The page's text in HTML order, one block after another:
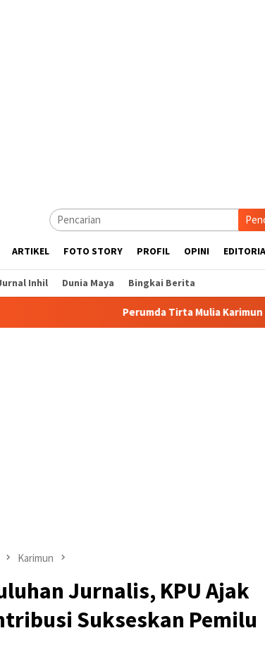
ARTIKEL FOTO STORY PROFIL OPINI
Inhil Dunia Maya Bingkai Berita
Perumda Tirta Mulia Karimun Perbaiki Pipa
Karimun
Jurnalis, KPU Ajak
Sukseskan Pemilu